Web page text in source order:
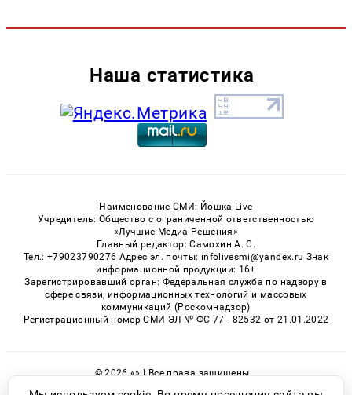
Наша статистика
Наименование СМИ: Йошка Live
Учредитель: Общество с ограниченной ответственностью
«Лучшие Медиа Решения»
Главный редактор: Самохин А. С.
Тел.: +79023790276 Адрес эл. почты: infolivesmi@yandex.ru Знак
информационной продукции: 16+
Зарегистрировавший орган: Федеральная служба по надзору в
сфере связи, информационных технологий и массовых
коммуникаций (Роскомнадзор)
Регистрационный номер СМИ ЭЛ № ФС 77 - 82532 от 21.01.2022
© 2026 «» | Все права защищены
Возрастная категория сайта 16+